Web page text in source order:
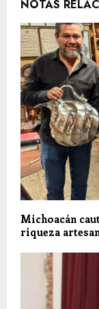
NOTAS
Michoacán
riqueza